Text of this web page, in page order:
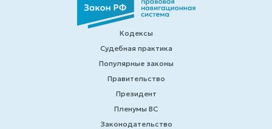
Кодексы
Судебная практика
Популярные законы
Правительство
Президент
Пленумы ВС
Законодательство